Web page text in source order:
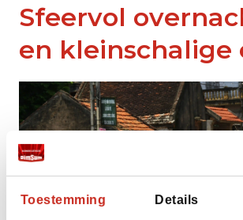
Toestemming Details
Sfeervol
en kleinschalige